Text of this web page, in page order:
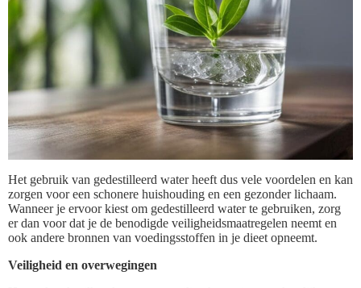
Het gebruik van gedestilleerd water heeft dus vele voordelen en kan
zorgen voor een schonere huishouding en een gezonder lichaam.
Wanneer je ervoor kiest om gedestilleerd water te gebruiken, zorg
er dan voor dat je de benodigde veiligheidsmaatregelen neemt en
ook andere bronnen van voedingsstoffen in je dieet opneemt.
Veiligheid en overwegingen